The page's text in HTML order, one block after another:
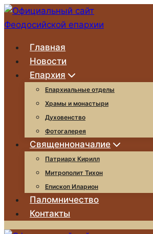
Перейти
к
Главная
Новости
Епархия
Епархиальные отделы
Храмы и монастыри
Духовенство
Фотогалерея
Священноначалие
Патриарх Кирилл
Митрополит Тихон
Епископ Иларион
Паломничество
Контакты